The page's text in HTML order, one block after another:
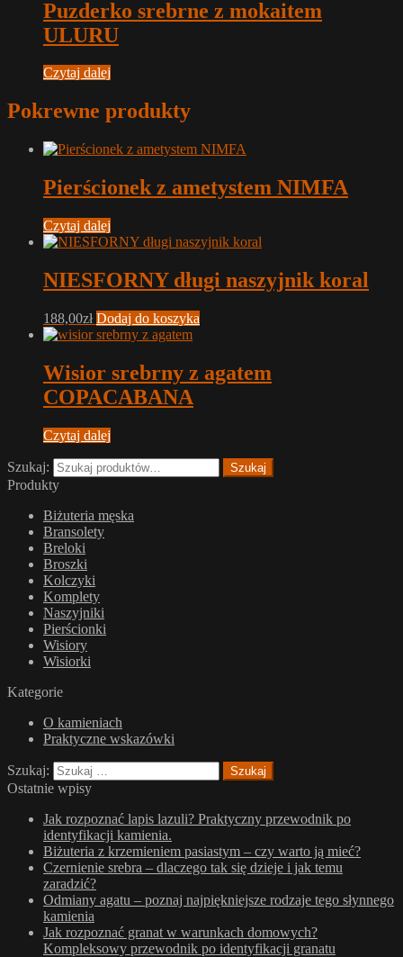
Puzderko srebrne z mokaitem
ULURU
Czytaj dalej
Pokrewne produkty
Pierścionek z ametystem NIMFA
Czytaj dalej
NIESFORNY długi naszyjnik koral
188,00zł Dodaj do koszyka
Wisior srebrny z agatem
COPACABANA
Czytaj dalej
Szukaj: Szukaj
Produkty
Biżuteria męska
Bransolety
Breloki
Broszki
Kolczyki
Komplety
Naszyjniki
Pierścionki
Wisiory
Wisiorki
Kategorie
O kamieniach
Praktyczne wskazówki
Szukaj:
Ostatnie wpisy
Jak rozpoznać lapis lazuli? Praktyczny przewodnik po
identyfikacji kamienia.
Biżuteria z krzemieniem pasiastym – czy warto ją mieć?
Czernienie srebra – dlaczego tak się dzieje i jak temu
zaradzić?
Odmiany agatu – poznaj najpiękniejsze rodzaje tego słynnego
kamienia
Jak rozpoznać granat w warunkach domowych?
Kompleksowy przewodnik po identyfikacji granatu